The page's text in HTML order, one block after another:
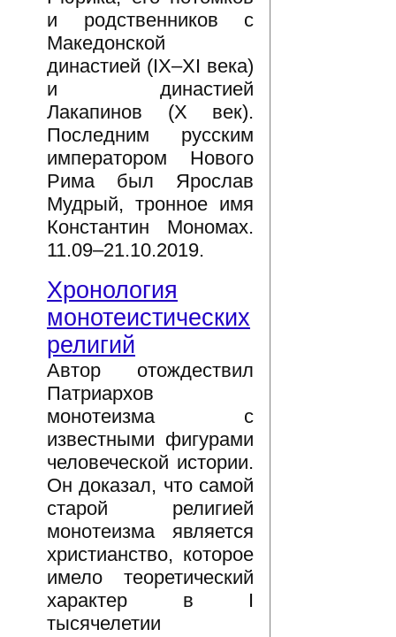
и родственников с
Македонской
династией (IX–XI века)
и династией
Лакапинов (X век).
Последним русским
императором Нового
Рима был Ярослав
Мудрый, тронное имя
Константин Мономах.
11.09–21.10.2019.
Хронология
монотеистических
религий
Автор отождествил
Патриархов
монотеизма с
известными фигурами
человеческой истории.
Он доказал, что самой
старой религией
монотеизма является
христианство, которое
имело теоретический
характер в I
тысячелетии